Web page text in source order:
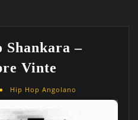
Shankara –
Vinte
Hip Hop Angolano